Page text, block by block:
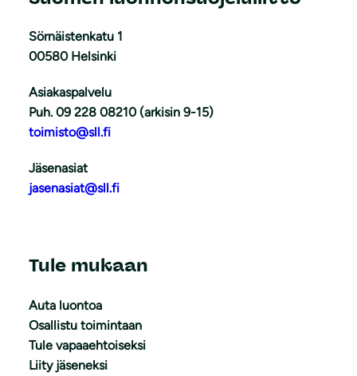
Sörnäistenkatu 1
00580 Helsinki
Asiakaspalvelu
Puh. 09 228 08210 (arkisin 9-15)
toimisto@sll.fi
Jäsenasiat
jasenasiat@sll.fi
Tule mukaan
Auta luontoa
Osallistu toimintaan
Tule vapaaehtoiseksi
Liity jäseneksi